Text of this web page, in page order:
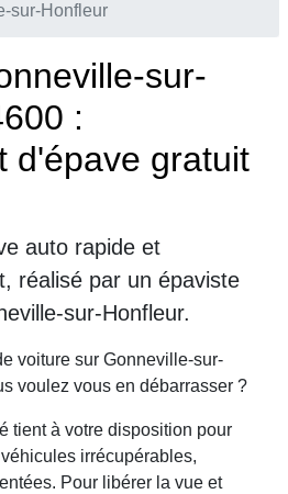
sur-Honfleur
sur-
:
d'épave gratuit
auto rapide et
réalisé par un épaviste
sur-Honfleur.
voiture sur Gonneville-sur-
voulez vous en débarrasser ?
tient à votre disposition pour
irrécupérables,
Pour libérer la vue et